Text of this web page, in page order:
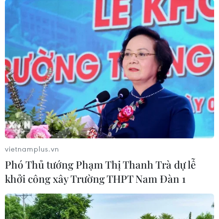
Theo dõi VietnamPlus
TIN LIÊN QUAN
vietnamplus.vn
Phó Thủ tướng Phạm Thị Thanh Trà dự lễ
khởi công xây Trường THPT Nam Đàn 1